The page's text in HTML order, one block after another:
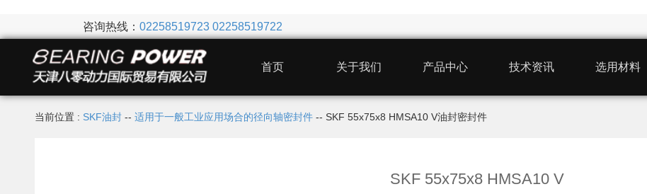
咨询热线： 02258519723 02258519722
首页 关于我们 产品中心 技术资讯 选用材料
当前位置 : SKF油封-- 适用于一般工业应用场合的径向轴密封件-- SKF 55x75x8 HMSA10 V油封密封件
SKF 55x75x8 HMSA10 V